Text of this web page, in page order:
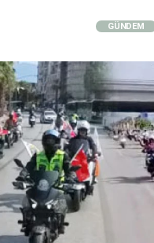
GÜNDEM